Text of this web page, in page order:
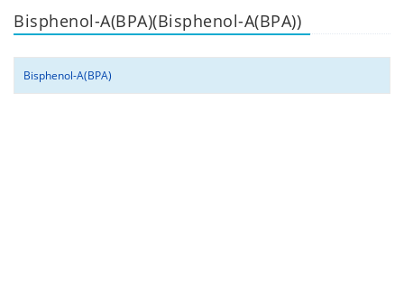
Bisphenol-A(BPA)(Bisphenol-A(BPA))
Bisphenol-A(BPA)